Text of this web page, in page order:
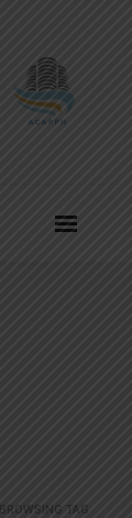
BROWSING TAG